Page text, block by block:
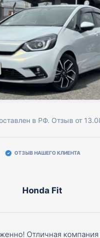
в РФ. Отзыв от
ОТЗЫВ НАШЕГО КЛИЕНТА
Honda Fit
Отличная